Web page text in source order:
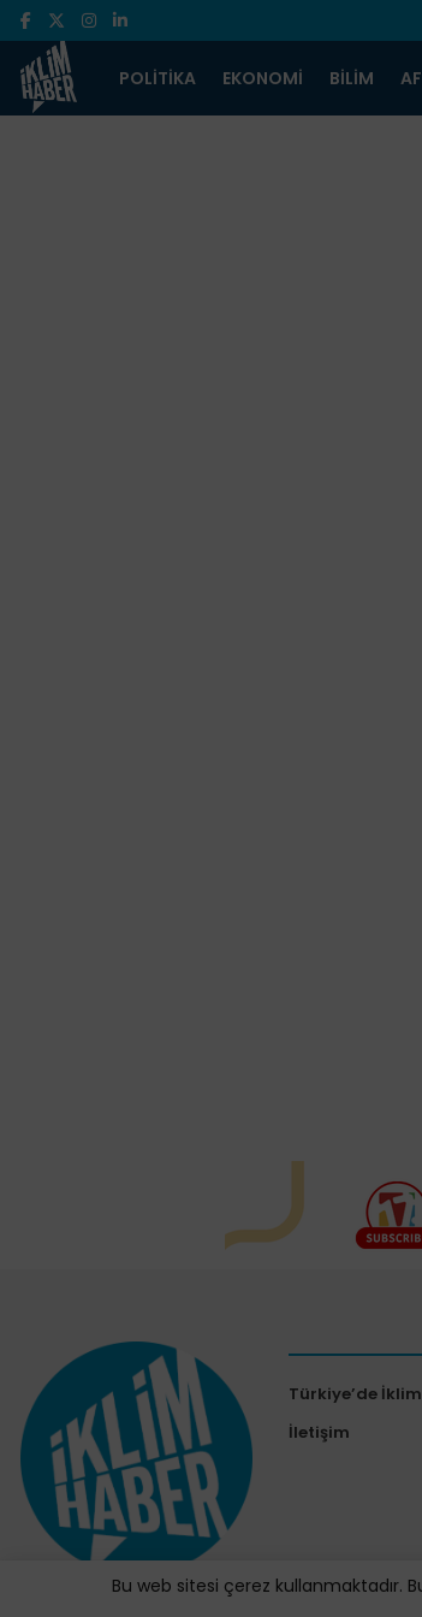
POLITIKA EKONOMI BILIM
Türkiye’de
İletişim
Bu web sitesi çerez kullanmaktadır.